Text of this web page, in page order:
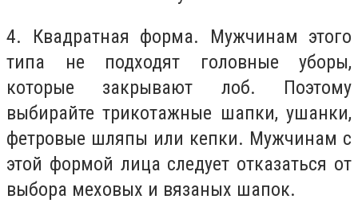
4. Квадратная форма. Мужчинам этого
типа не подходят головные уборы,
которые закрывают лоб. Поэтому
выбирайте трикотажные шапки, ушанки,
фетровые шляпы или кепки. Мужчинам с
этой формой лица следует отказаться от
выбора меховых и вязаных шапок.